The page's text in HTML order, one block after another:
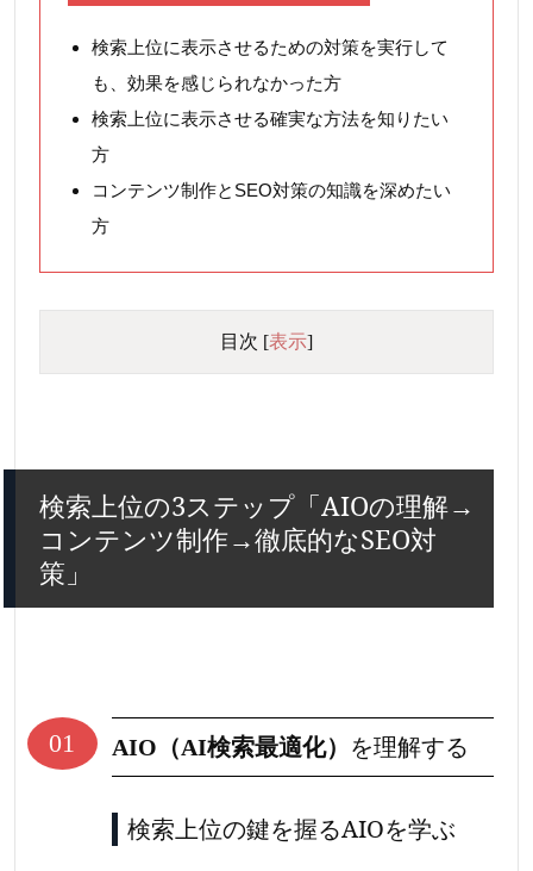
検索上位に表示させるための対策を実行して
も、効果を感じられなかった方
検索上位に表示させる確実な方法を知りたい
方
コンテンツ制作とSEO対策の知識を深めたい
方
目次 [表示]
検索上位の3ステップ「AIOの理解→
コンテンツ制作→徹底的なSEO対
策」
01 AIO（AI検索最適化） を理解する
検索上位の鍵を握るAIOを学ぶ